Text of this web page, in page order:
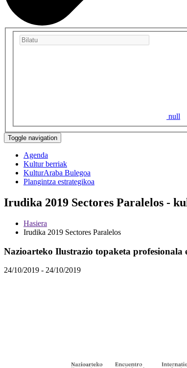
null
Toggle navigation
Agenda
Kultur berriak
KulturAraba Bulegoa
Plangintza estrategikoa
Irudika 2019 Sectores Paralelos -
Hasiera
Irudika 2019 Sectores Paralelos
Nazioarteko Ilustrazio topaketa profesionala
24/10/2019 - 24/10/2019